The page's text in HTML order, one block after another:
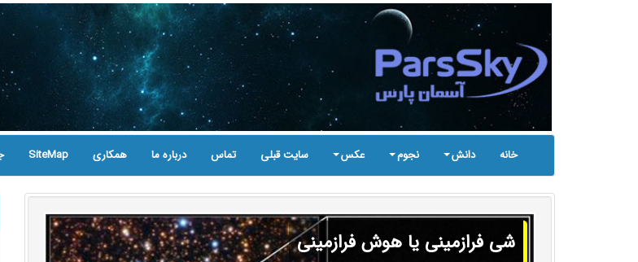
خانه دانش نجوم عکس سایت قبلی تماس درباره ما همکاری SiteMap
شی فرازمینی یا هوش فرازمینی